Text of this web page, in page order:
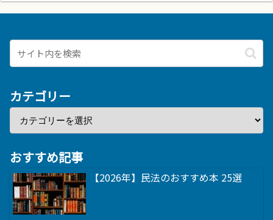
カテゴリー
おすすめ記事
【2026年】民法のおすすめ本 25選